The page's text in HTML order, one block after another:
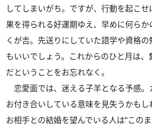
してしまいがち。ですが、行動を起こ
果を得られる好運期ゆえ、早めに何ら
くが吉。先送りにしていた語学や資格
もいいでしょう。これからのひと月は、
だということをお忘れなく。
恋愛面では、迷える子羊となる予感。
お付き合いしている意味を見失うかもし
お相手との結婚を望んでいる人は“この